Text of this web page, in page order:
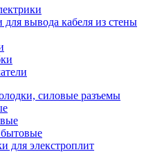
для вывода кабеля из стены
силовые разъемы
бытовые
для элекстроплит